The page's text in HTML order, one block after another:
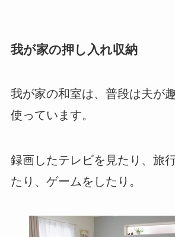
我が家の押し入れ収納
我が家の和室は、普段は夫が
使っています。
録画したテレビを見たり、旅
たり、ゲームをしたり。